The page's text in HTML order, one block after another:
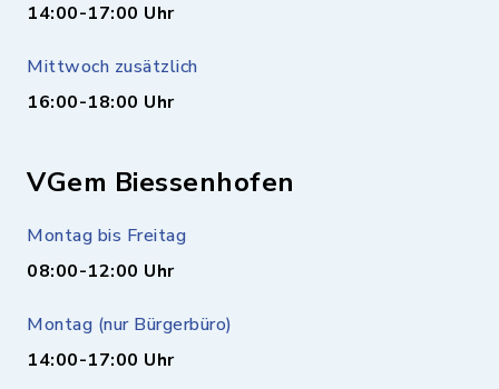
14:00-17:00 Uhr
Mittwoch zusätzlich
16:00-18:00 Uhr
VGem Biessenhofen
Montag bis Freitag
08:00-12:00 Uhr
Montag (nur Bürgerbüro)
14:00-17:00 Uhr